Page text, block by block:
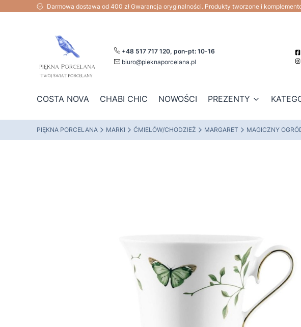
Darmowa dostawa od 400 zł Gwarancja oryginalności. Produkty tworzone i
+48 517 717 120, pon-pt: 10-16
biuro@pieknaporcelana.pl
COSTA NOVA CHABI CHIC NOWOŚCI PREZENTY
PIĘKNA PORCELANA MARKI ĆMIELÓW/CHODZIEŻ MARGARET MAGICZNY